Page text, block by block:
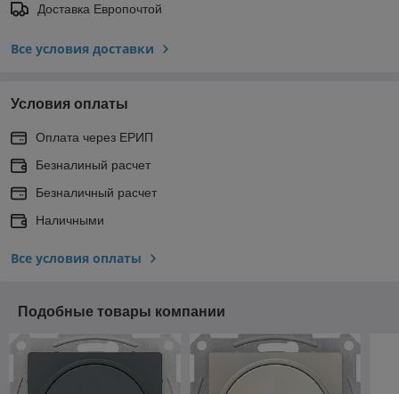
Доставка Европочтой
Все условия доставки
Условия оплаты
Оплата через ЕРИП
Безналиный расчет
Безналичный расчет
Наличными
Все условия оплаты
Подобные товары компании